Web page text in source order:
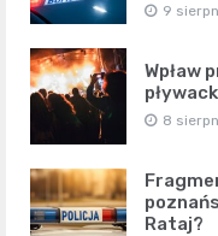
9
Wpław
8
Rataj?